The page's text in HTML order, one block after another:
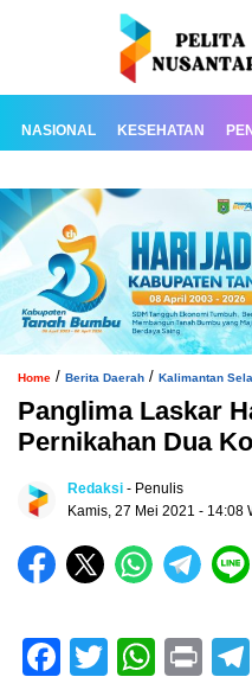
NASIONAL KESEHATAN
Home / Berita Daerah / Kalimantan
Panglima Laskar
Pernikahan Dua
Redaksi - Penulis
Kamis, 27 Mei 2021 - 14:08
Facebook
Twitter